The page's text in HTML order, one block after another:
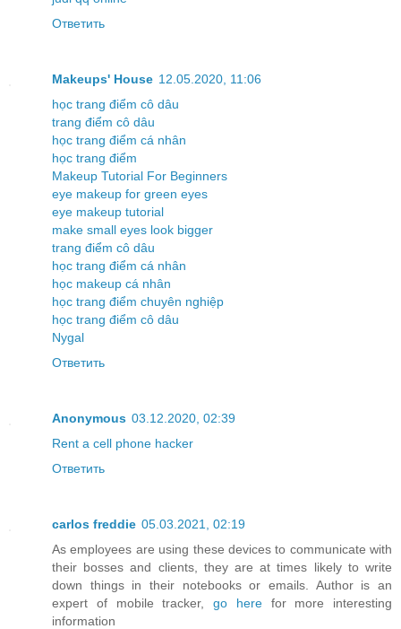
Ответить
Makeups' House 12.05.2020, 11:06
học trang điểm cô dâu
trang điểm cô dâu
học trang điểm cá nhân
học trang điểm
Makeup Tutorial For Beginners
eye makeup for green eyes
eye makeup tutorial
make small eyes look bigger
trang điểm cô dâu
học trang điểm cá nhân
học makeup cá nhân
học trang điểm chuyên nghiệp
học trang điểm cô dâu
Nygal
Ответить
Anonymous 03.12.2020, 02:39
Rent a cell phone hacker
Ответить
carlos freddie 05.03.2021, 02:19
As employees are using these devices to communicate with
their bosses and clients, they are at times likely to write
down things in their notebooks or emails. Author is an
expert of mobile tracker, go herefor more interesting
information